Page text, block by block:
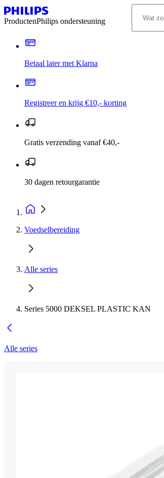
ProductenPhilips ondersteuning
Betaal later met Klarna
Registreer en krijg €10,- korting
Gratis verzending vanaf €40,-
30 dagen retourgarantie
Voedselbereiding
Alle series
Series 5000 DEKSEL PLASTIC KAN
Alle series